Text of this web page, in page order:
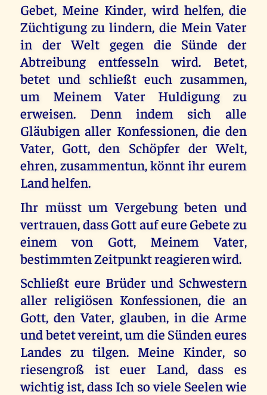
Gebet, Meine Kinder, wird helfen, die
Züchtigung zu lindern, die Mein Vater
in der Welt gegen die Sünde der
Abtreibung entfesseln wird. Betet,
betet und schließt euch zusammen,
um Meinem Vater Huldigung zu
erweisen. Denn indem sich alle
Gläubigen aller Konfessionen, die den
Vater, Gott, den Schöpfer der Welt,
ehren, zusammentun, könnt ihr eurem
Land helfen.
Ihr müsst um Vergebung beten und
vertrauen, dass Gott auf eure Gebete zu
einem von Gott, Meinem Vater,
bestimmten Zeitpunkt reagieren wird.
Schließt eure Brüder und Schwestern
aller religiösen Konfessionen, die an
Gott, den Vater, glauben, in die Arme
und betet vereint, um die Sünden eures
Landes zu tilgen. Meine Kinder, so
riesengroß ist euer Land, dass es
wichtig ist, dass Ich so viele Seelen wie